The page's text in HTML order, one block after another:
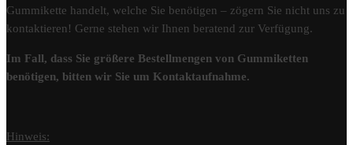
Gummikette handelt, welche Sie benötigen – zögern Sie nicht uns zu
kontaktieren! Gerne stehen wir Ihnen beratend zur Verfügung.
Im Fall, dass Sie größere Bestellmengen von Gummiketten
benötigen, bitten wir Sie um Kontaktaufnahme.
Hinweis: